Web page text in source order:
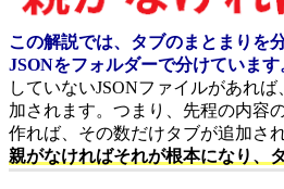
この解説では、タブのまとまりを
JSONをフォルダーで分けています
していないJSONファイルがあれ
加されます。つまり、先程の内容
作れば、その数だけタブが追加され
親がなければそれが根本になり、